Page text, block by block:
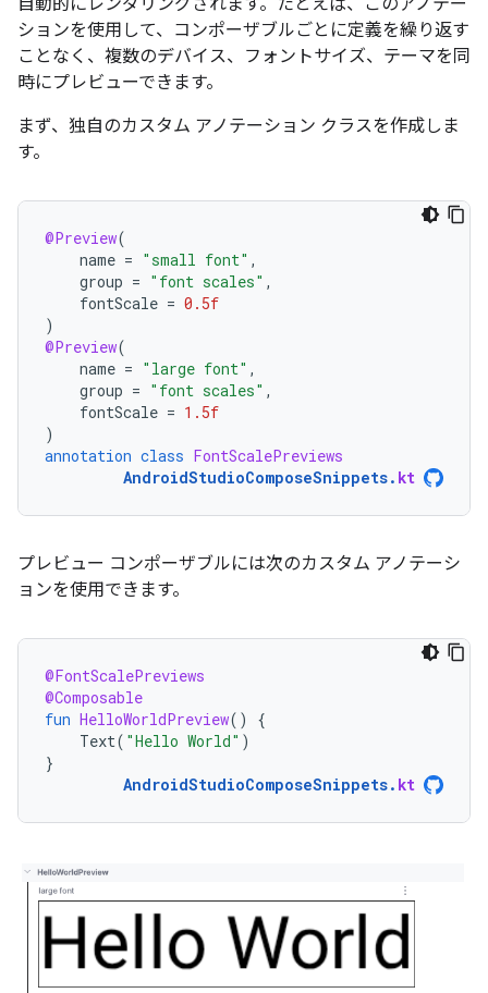
ションを使用して、コンポーザブルごとに定義を繰り返す
ことなく、複数のデバイス、フォントサイズ、テーマを同
時にプレビューできます。
まず、独自のカスタム アノテーション クラスを作成しま
す。
@Preview(
name = "small font" ,
group = "font scales" ,
fontScale = 0.5f
)
@Preview(
name = "large font" ,
group = "font scales" ,
fontScale = 1.5f
)
annotation class FontScalePreviews
AndroidStudioComposeSnippets. kt
プレビュー コンポーザブルには次のカスタム アノテーシ
ョンを使用できます。
@FontScalePreviews
@Composable
fun HelloWorldPreview()
{
Text( "Hello World" )
}
AndroidStudioComposeSnippets. kt